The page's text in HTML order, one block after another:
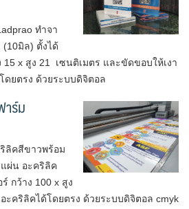
ทำจา
มิล) ตั้งได้
15 x สูง 21 เซนติเมตร และขัดขอบให้เงา
ดยตรง ด้วยระบบดิจิตอล
ร์ม
ลิคสีขาวพร้อม
แผ่น อะคริลิค
กว้าง 100 x สูง
ะคริลิคได้โดยตรง ด้วยระบบดิจิตอล cmyk